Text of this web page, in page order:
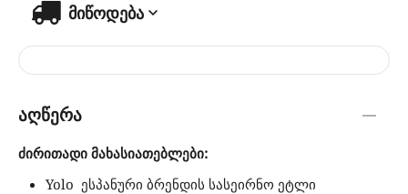
მიწოდება
აღწერა
ძირითადი მახასიათებლები:
Yolo ესპანური ბრენდის სასეირნო ეტლი